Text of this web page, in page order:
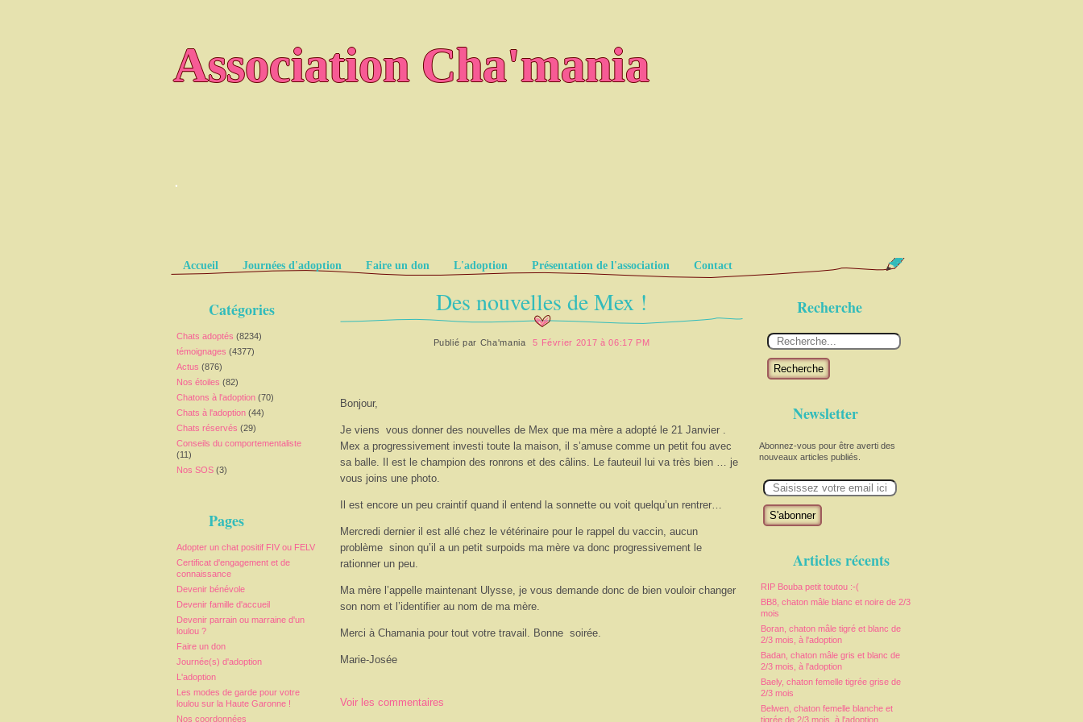
Association Cha'mania
.
Pages
Accueil Journées d'adoption Faire un don L'adoption Présentation de l'association Contact
Catégories
Chats adoptés (8234)
témoignages (4377)
Actus (876)
Nos étoiles (82)
Chatons à l'adoption (70)
Chats à l'adoption (44)
Chats réservés (29)
Conseils du comportementaliste
(11)
Nos SOS (3)
Pages
Adopter un chat positif FIV ou FELV
Certificat d'engagement et de
connaissance
Devenir bénévole
Devenir famille d'accueil
Devenir parrain ou marraine d'un
loulou ?
Faire un don
Journée(s) d'adoption
L'adoption
Les modes de garde pour votre
loulou sur la Haute Garonne !
Nos coordonnées
Recherche
Recherche
Newsletter
Abonnez-vous pour être averti des
nouveaux articles publiés.
m
Articles récents
RIP Bouba petit toutou :-(
BB8, chaton mâle blanc et noire de 2/3
mois
Boran, chaton mâle tigré et blanc de
2/3 mois, à l'adoption
Badan, chaton mâle gris et blanc de
2/3 mois, à l'adoption
Baely, chaton femelle tigrée grise de
2/3 mois
Belwen, chaton femelle blanche et
tigrée de 2/3 mois, à l'adoption
Des nouvelles de Mex !
Publié par Cha'mania 5 Février 2017 à 06:17 PM
Bonjour,
Je viens vous donner des nouvelles de Mex que ma mère a adopté le 21 Janvier .
Mex a progressivement investi toute la maison, il s’amuse comme un petit fou avec
sa balle. Il est le champion des ronrons et des câlins. Le fauteuil lui va très bien … je
vous joins une photo.
Il est encore un peu craintif quand il entend la sonnette ou voit quelqu’un rentrer…
Mercredi dernier il est allé chez le vétérinaire pour le rappel du vaccin, aucun
problème sinon qu’il a un petit surpoids ma mère va donc progressivement le
rationner un peu.
Ma mère l’appelle maintenant Ulysse, je vous demande donc de bien vouloir changer
son nom et l’identifier au nom de ma mère.
Merci à Chamania pour tout votre travail. Bonne soirée.
Marie-Josée
Voir les commentaires